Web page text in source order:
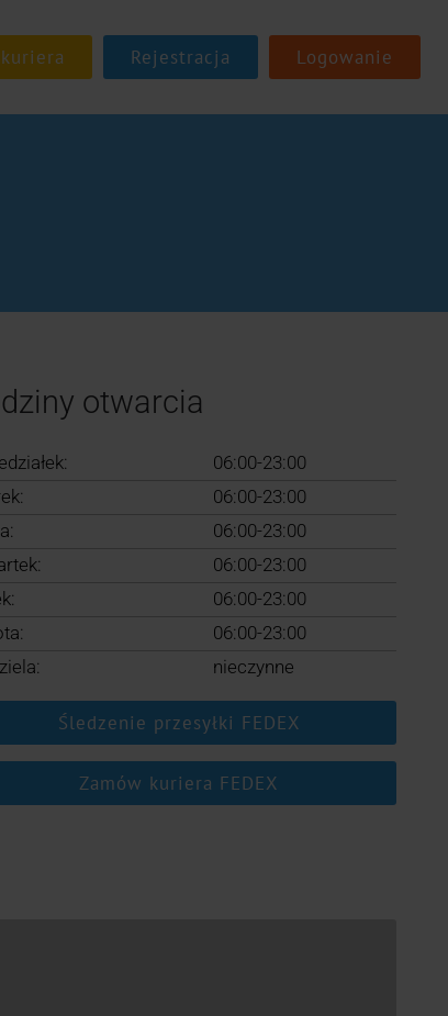
Rejestracja Logowanie
otwarcia
06:00-23:00
06:00-23:00
06:00-23:00
06:00-23:00
06:00-23:00
06:00-23:00
nieczynne
Śledzenie przesyłki FEDEX
Zamów kuriera FEDEX